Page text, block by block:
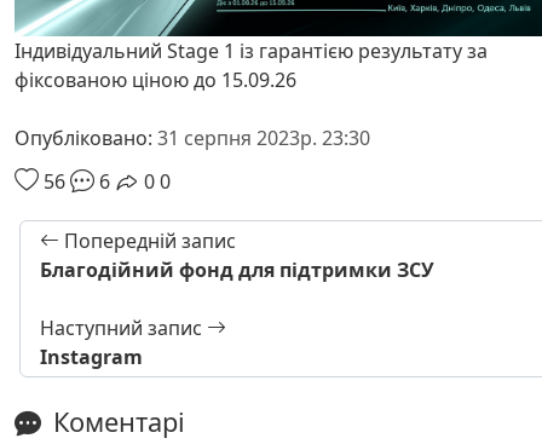
Індивідуальний Stage 1 із гарантією результату за
фіксованою ціною до 15.09.26
Опубліковано: 31 серпня 2023р. 23:30
56
6 00
Попередній запис
Благодійний фонд для підтримки ЗСУ
Наступний запис
Instagram
Коментарі